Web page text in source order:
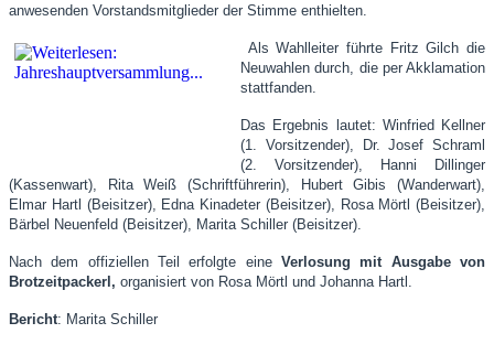
anwesenden Vorstandsmitglieder der Stimme enthielten.
Als Wahlleiter führte Fritz Gilch die
Neuwahlen durch, die per Akklamation
stattfanden.
Das Ergebnis lautet: Winfried Kellner
(1. Vorsitzender), Dr. Josef Schraml
(2. Vorsitzender), Hanni Dillinger
(Kassenwart), Rita Weiß (Schriftführerin), Hubert Gibis (Wanderwart),
Elmar Hartl (Beisitzer), Edna Kinadeter (Beisitzer), Rosa Mörtl (Beisitzer),
Bärbel Neuenfeld (Beisitzer), Marita Schiller (Beisitzer).
Nach dem offiziellen Teil erfolgte eine Verlosung mit Ausgabe von
Brotzeitpackerl, organisiert von Rosa Mörtl und Johanna Hartl.
Bericht: Marita Schiller